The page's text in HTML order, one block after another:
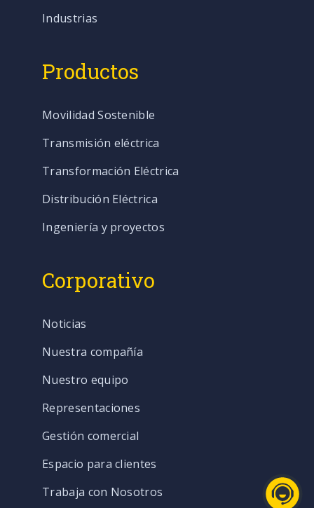
Industrias
Productos
Movilidad Sostenible
Transmisión eléctrica
Transformación Eléctrica
Distribución Eléctrica
Ingeniería y proyectos
Corporativo
Noticias
Nuestra compañía
Nuestro equipo
Representaciones
Gestión comercial
Espacio para clientes
Trabaja con Nosotros